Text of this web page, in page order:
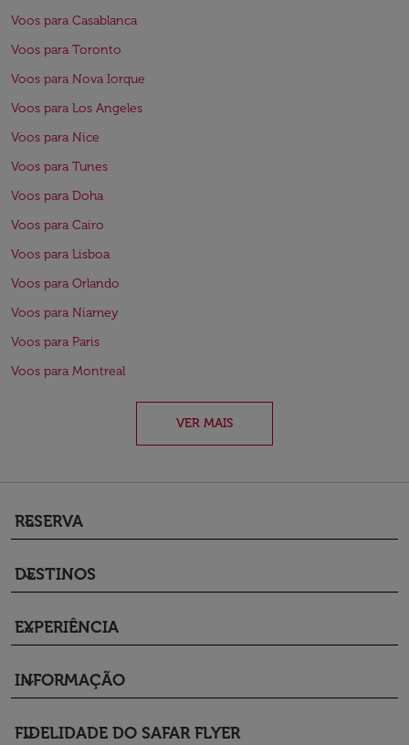
Voos para Casablanca
Voos para Toronto
Voos para Nova Iorque
Voos para Los Angeles
Voos para Nice
Voos para Tunes
Voos para Doha
Voos para Cairo
Voos para Lisboa
Voos para Orlando
Voos para Niamey
Voos para Paris
Voos para Montreal
VER MAIS
RESERVA
keyboard_arrow_down
DESTINOS
keyboard_arrow_down
EXPERIÊNCIA
keyboard_arrow_down
INFORMAÇÃO
keyboard_arrow_down
FIDELIDADE DO SAFAR FLYER
keyboard_arrow_down